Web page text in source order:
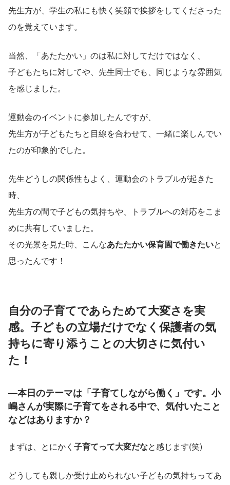
先生方が、学生の私にも快く笑顔で挨拶をしてくださった
のを覚えています。
当然、「あたたかい」のは私に対してだけではなく、
子どもたちに対してや、先生同士でも、同じような雰囲気
を感じました。
運動会のイベントに参加したんですが、
先生方が子どもたちと目線を合わせて、一緒に楽しんでい
たのが印象的でした。
先生どうしの関係性もよく、運動会のトラブルが起きた
時、
先生方の間で子どもの気持ちや、トラブルへの対応をこま
めに共有していました。
その光景を見た時、こんなあたたかい保育園で働きたいと
思ったんです！
自分の子育てであらためて大変さを実
感。子どもの立場だけでなく保護者の気
持ちに寄り添うことの大切さに気付い
た！
―本日のテーマは「子育てしながら働く」です。小
嶋さんが実際に子育てをされる中で、気付いたこと
などはありますか？
まずは、とにかく 子育てって大変だなと感じます(笑)
どうしても親しか受け止められない子どもの気持ちってあ